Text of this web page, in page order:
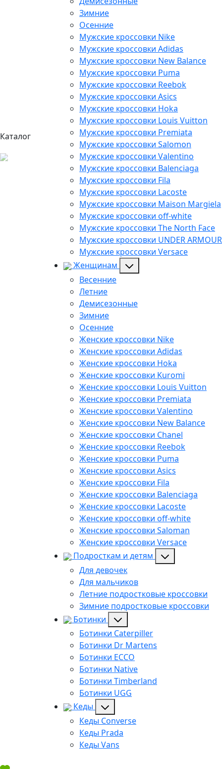
Каталог
Зимние
Осенние
Мужские кроссовки Nike
Мужские кроссовки Adidas
Мужские кроссовки New Balance
Мужские кроссовки Puma
Мужские кроссовки Reebok
Мужские кроссовки Asics
Мужские кроссовки Hoka
Мужские кроссовки Louis Vuitton
Мужские кроссовки Premiata
Мужские кроссовки Salomon
Мужские кроссовки Valentino
Мужские кроссовки Balenciaga
Мужские кроссовки Fila
Мужские кроссовки Lacoste
Мужские кроссовки Maison Margiela
Мужские кроссовки off-white
Мужские кроссовки The North Face
Мужские кроссовки UNDER ARMOUR
Мужские кроссовки Versace
Женщинам
Весенние
Летние
Демисезонные
Зимние
Осенние
Женские кроссовки Nike
Женские кроссовки Adidas
Женские кроссовки Hoka
Женские кроссовки Kuromi
Женские кроссовки Louis Vuitton
Женские кроссовки Premiata
Женские кроссовки Valentino
Женские кроссовки New Balance
Женские кроссовки Chanel
Женские кроссовки Reebok
Женские кроссовки Puma
Женские кроссовки Asics
Женские кроссовки Fila
Женские кроссовки Balenciaga
Женские кроссовки Lacoste
Женские кроссовки off-white
Женские кроссовки Saloman
Женские кроссовки Versace
Подросткам и детям
Для девочек
Для мальчиков
Летние подростковые кроссовки
Зимние подростковые кроссовки
Ботинки
Ботинки Caterpiller
Ботинки Dr Martens
Ботинки ECCO
Ботинки Native
Ботинки Timberland
Ботинки UGG
Кеды
Кеды Converse
Кеды Prada
Кеды Vans